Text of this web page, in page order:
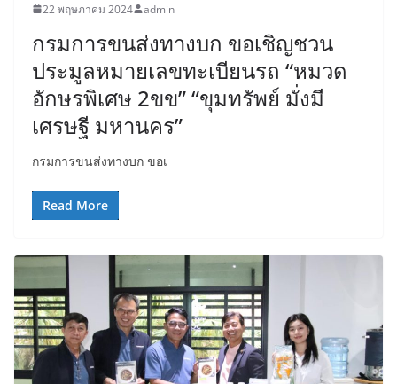
22 พฤษภาคม 2024 admin
กรมการขนส่งทางบก ขอเชิญชวน
ประมูลหมายเลขทะเบียนรถ “หมวด
อักษรพิเศษ 2ขข” “ขุมทรัพย์ มั่งมี
เศรษฐี มหานคร”
กรมการขนส่งทางบก ขอเ
Read More